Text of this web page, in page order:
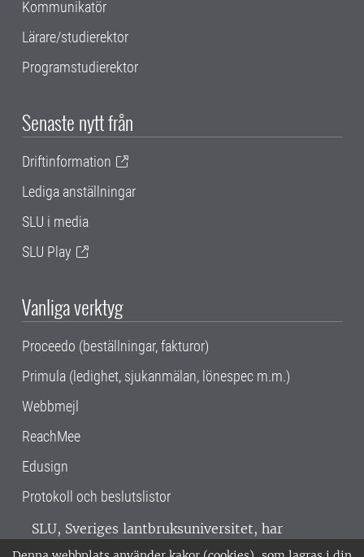
Kommunikatör
Lärare/studierektor
Programstudierektor
Senaste nytt från
Driftinformation
Lediga anställningar
SLU i media
SLU Play
Vanliga verktyg
Proceedo (beställningar, fakturor)
Primula (ledighet, sjukanmälan, lönespec m.m.)
Webbmejl
ReachMee
Edusign
Protokoll och beslutslistor
SLU, Sveriges lantbruksuniversitet, har
verksamhet över hela Sverige. Huvudorter är